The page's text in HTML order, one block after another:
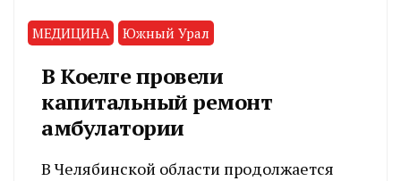
МЕДИЦИНА Южный Урал
В Коелге провели
капитальный ремонт
амбулатории
В Челябинской области продолжается